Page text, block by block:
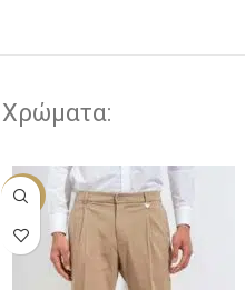
Χρώματα:
-20%